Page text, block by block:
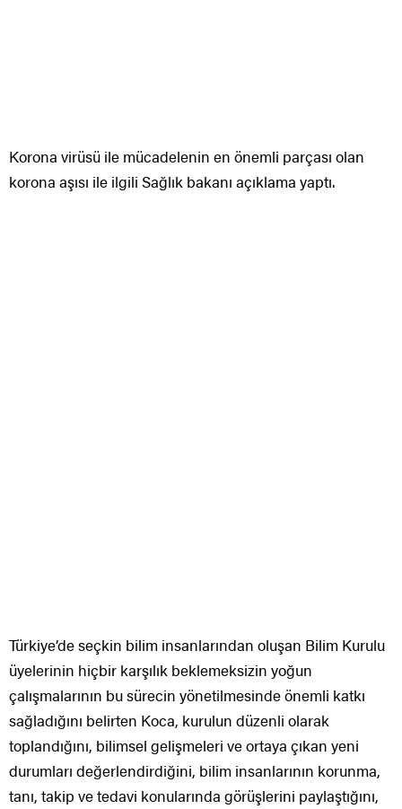
Korona virüsü ile mücadelenin en önemli parçası olan
korona aşısı ile ilgili Sağlık bakanı açıklama yaptı.
Türkiye’de seçkin bilim insanlarından oluşan Bilim Kurulu
üyelerinin hiçbir karşılık beklemeksizin yoğun
çalışmalarının bu sürecin yönetilmesinde önemli katkı
sağladığını belirten Koca, kurulun düzenli olarak
toplandığını, bilimsel gelişmeleri ve ortaya çıkan yeni
durumları değerlendirdiğini, bilim insanlarının korunma,
tanı, takip ve tedavi konularında görüşlerini paylaştığını,